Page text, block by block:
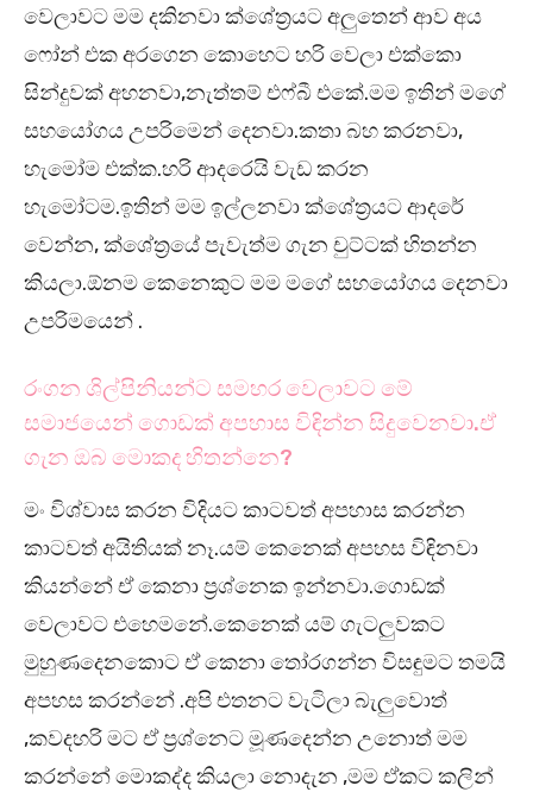
වෙලාවට මම දකිනවා ක්ශේත්‍රයට අලුතෙන් ආව අය
ෆෝන් එක අරගෙන කොහෙට හරි වෙලා එක්කො
සින්දුවක් අහනවා,නැත්තම් එෆ්බී එකේ.මම ඉතින් මගේ
සහයෝගය උපරිමෙන් දෙනවා.කතා බහ කරනවා,
හැමෝම එක්ක.හරි ආදරෙයි වැඩ කරන
හැමෝටම.ඉතින් මම ඉල්ලනවා ක්ශේත්‍රයට ආදරේ
වෙන්න, ක්ශේත්‍රයේ පැවැත්ම ගැන චුට්ටක් හිතන්න
කියලා.ඕනම කෙනෙකුට මම මගේ සහයෝගය දෙනවා
උපරිමයෙන් .
රංගන ශිල්පිනියන්ට සමහර වෙලාවට මේ
සමාජයෙන් ගොඩක් අපහාස විඳින්න සිදුවෙනවා.ඒ
ගැන ඔබ මොකද හිතන්නෙ?
මං විශ්වාස කරන විදියට කාටවත් අපහාස කරන්න
කාටවත් අයිතියක් නෑ.යම් කෙනෙක් අපහස විඳිනවා
කියන්නේ ඒ කෙනා ප්‍රශ්නෙක ඉන්නවා.ගොඩක්
වෙලාවට එහෙමනේ.කෙනෙක් යම් ගැටලුවකට
මුහුණදෙනකොට ඒ කෙනා තෝරගන්න විසඳුමට තමයි
අපහස කරන්නේ .අපි එතනට වැටිලා බැලුවොත්
,කවදහරි මට ඒ ප්‍රශ්නෙට මූණදෙන්න උනොත් මම
කරන්නේ මොකද්ද කියලා නොදැන ,මම ඒකට කලින්